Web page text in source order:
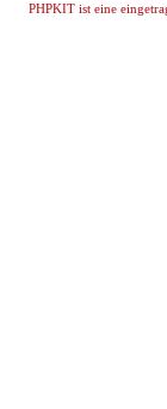
PHPKIT ist eine